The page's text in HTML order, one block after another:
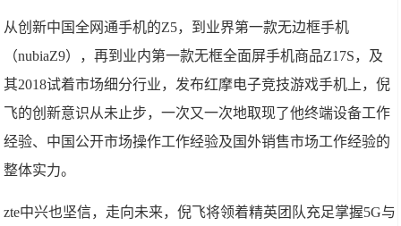
从创新中国全网通手机的Z5，到业界第一款无边框手机
（nubiaZ9），再到业内第一款无框全面屏手机商品Z17S，及
其2018试着市场细分行业，发布红摩电子竞技游戏手机上，倪
飞的创新意识从未止步，一次又一次地取现了他终端设备工作
经验、中国公开市场操作工作经验及国外销售市场工作经验的
整体实力。
zte中兴也坚信，走向未来，倪飞将领着精英团队充足掌握5G与